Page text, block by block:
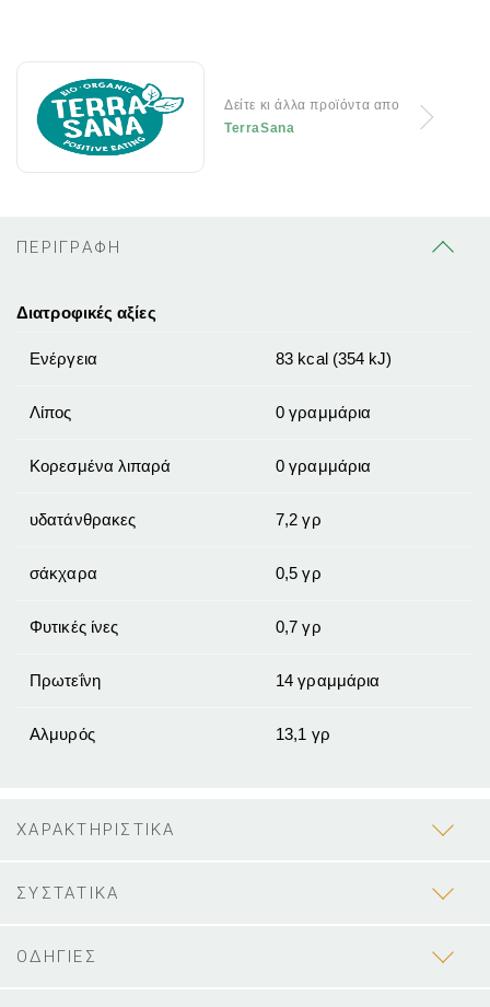
Δείτε κι άλλα προϊόντα απο
TerraSana
ΠΕΡΙΓΡΑΦΗ
Διατροφικές αξίες
Ενέργεια 83 kcal (354 kJ)
Λίπος 0 γραμμάρια
Κορεσμένα λιπαρά 0 γραμμάρια
υδατάνθρακες 7,2 γρ
σάκχαρα 0,5 γρ
Φυτικές ίνες 0,7 γρ
Πρωτεΐνη 14 γραμμάρια
Αλμυρός 13,1 γρ
ΧΑΡΑΚΤΗΡΙΣΤΙΚΑ
ΣΥΣΤΑΤΙΚΑ
ΟΔΗΓΙΕΣ